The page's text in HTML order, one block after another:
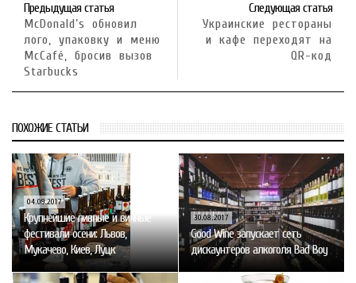
Предыдущая статья
McDonald’s обновил
лого, упаковку и меню
McCafé, бросив вызов
Starbucks
Следующая статья
Украинские рестораны
и кафе переходят на
QR-код
ПОХОЖИЕ СТАТЬИ
04.09.2017
Крупнейшие пивные и винные
фестивали осени: Львов,
Мукачево, Киев, Луцк
30.08.2017
Good Wine запускает сеть
дискаунтеров алкоголя Bad Boy